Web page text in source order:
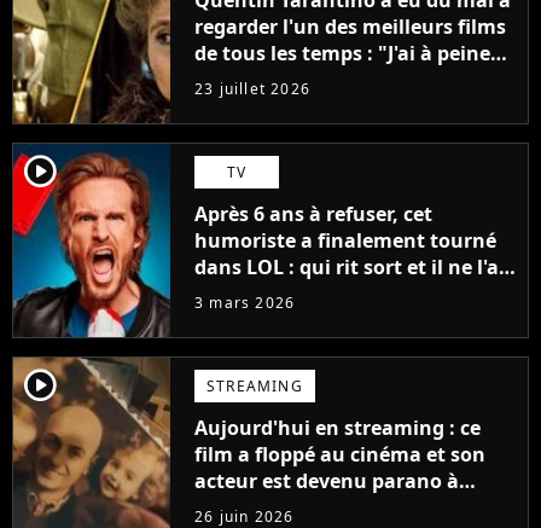
regarder l'un des meilleurs films
de tous les temps : "J'ai à peine
réussi à aller jusqu'au générique
de fin"
23 juillet 2026
player2 TV
Après 6 ans à refuser, cet
humoriste a finalement tourné
dans LOL : qui rit sort et il ne l'a
pas fait pour l'argent, "J'ai
3 mars 2026
player2 STREAMING
Aujourd'hui en streaming : ce
film a floppé au cinéma et son
acteur est devenu parano à
cause de l'histoire
26 juin 2026